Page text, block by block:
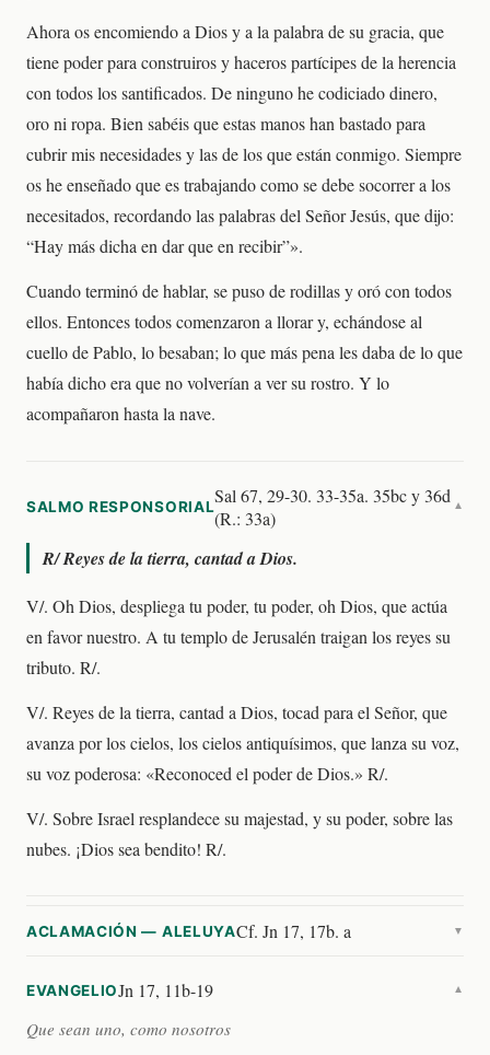
Ahora os encomiendo a Dios y a la palabra de su gracia, que
tiene poder para construiros y haceros partícipes de la herencia
con todos los santificados. De ninguno he codiciado dinero,
oro ni ropa. Bien sabéis que estas manos han bastado para
cubrir mis necesidades y las de los que están conmigo. Siempre
os he enseñado que es trabajando como se debe socorrer a los
necesitados, recordando las palabras del Señor Jesús, que dijo:
“Hay más dicha en dar que en recibir”».
Cuando terminó de hablar, se puso de rodillas y oró con todos
ellos. Entonces todos comenzaron a llorar y, echándose al
cuello de Pablo, lo besaban; lo que más pena les daba de lo que
había dicho era que no volverían a ver su rostro. Y lo
acompañaron hasta la nave.
SALMO RESPONSORIALSal 67, 29-30. 33-35a. 35bc y 36d
(R.: 33a)
▼
R/Reyes de la tierra, cantad a Dios.
V/. Oh Dios, despliega tu poder, tu poder, oh Dios, que actúa
en favor nuestro. A tu templo de Jerusalén traigan los reyes su
tributo. R/.
V/. Reyes de la tierra, cantad a Dios, tocad para el Señor, que
avanza por los cielos, los cielos antiquísimos, que lanza su voz,
su voz poderosa: «Reconoced el poder de Dios.» R/.
V/. Sobre Israel resplandece su majestad, y su poder, sobre las
nubes. ¡Dios sea bendito! R/.
ACLAMACIÓN — ALELUYACf. Jn 17, 17b. a ▼
EVANGELIOJn 17, 11b-19 ▼
Que sean uno, como nosotros